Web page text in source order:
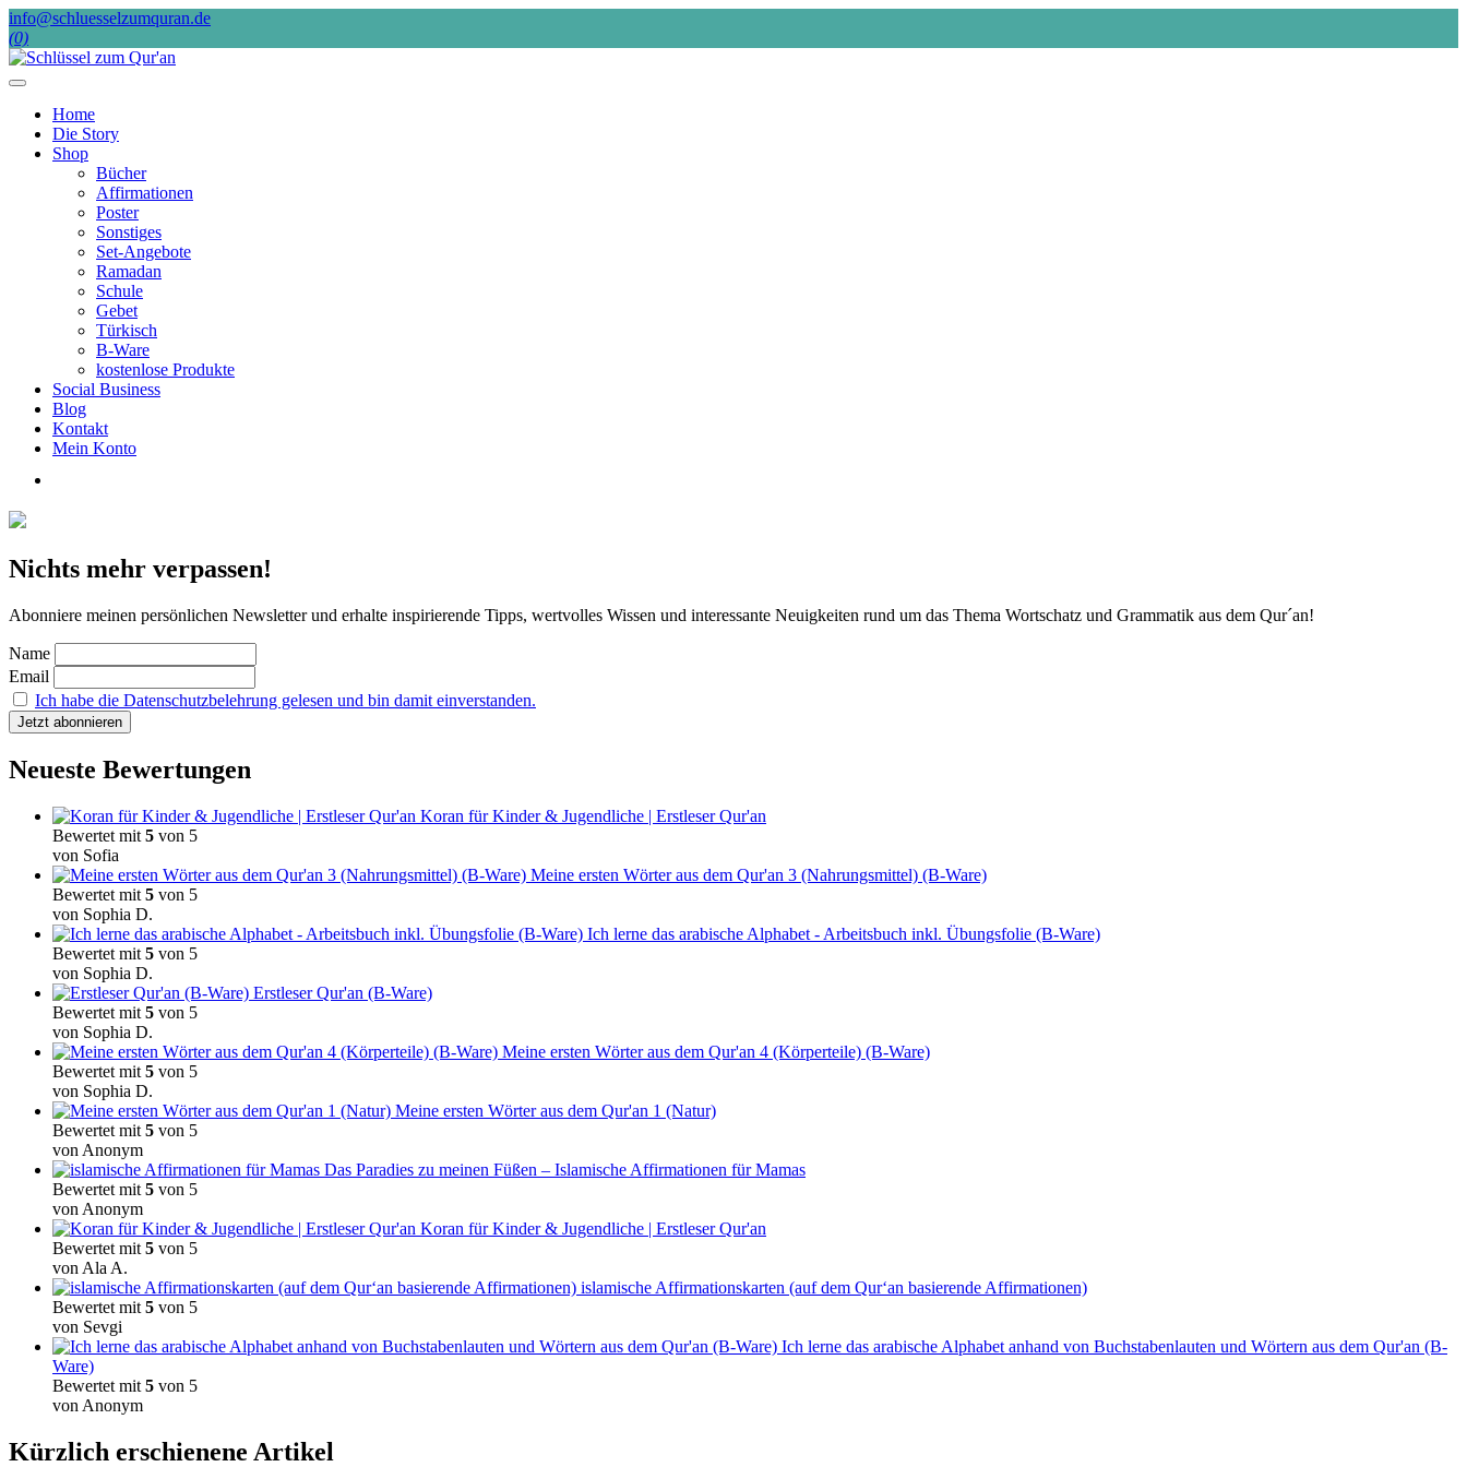
Skip
to
content
info@schluesselzumquran.de
(0)
Home
Die Story
Shop
Bücher
Affirmationen
Poster
Sonstiges
Set-Angebote
Ramadan
Schule
Gebet
Türkisch
B-Ware
kostenlose Produkte
Social Business
Blog
Kontakt
Mein Konto
Nichts mehr verpassen!
Abonniere meinen persönlichen Newsletter und erhalte inspirierende Tipps, wertvolles Wissen und interessante Neuigkeiten rund um das Thema Wortschatz und Grammatik aus dem Qur´an!
Name
Email
Ich habe die Datenschutzbelehrung gelesen und bin damit einverstanden.
Neueste Bewertungen
Koran für Kinder & Jugendliche | Erstleser Qur'an
Bewertet mit 5 von 5
von Sofia
Meine ersten Wörter aus dem Qur'an 3 (Nahrungsmittel) (B-Ware)
Bewertet mit 5 von 5
von Sophia D.
Ich lerne das arabische Alphabet - Arbeitsbuch inkl. Übungsfolie (B-Ware)
Bewertet mit 5 von 5
von Sophia D.
Erstleser Qur'an (B-Ware)
Bewertet mit 5 von 5
von Sophia D.
Meine ersten Wörter aus dem Qur'an 4 (Körperteile) (B-Ware)
Bewertet mit 5 von 5
von Sophia D.
Meine ersten Wörter aus dem Qur'an 1 (Natur)
Bewertet mit 5 von 5
von Anonym
Das Paradies zu meinen Füßen – Islamische Affirmationen für Mamas
Bewertet mit 5 von 5
von Anonym
Koran für Kinder & Jugendliche | Erstleser Qur'an
Bewertet mit 5 von 5
von Ala A.
islamische Affirmationskarten (auf dem Qur‘an basierende Affirmationen)
Bewertet mit 5 von 5
von Sevgi
Ich lerne das arabische Alphabet anhand von Buchstabenlauten und Wörtern aus dem Qur'an (B-
Ware)
Bewertet mit 5 von 5
von Anonym
Kürzlich erschienene Artikel